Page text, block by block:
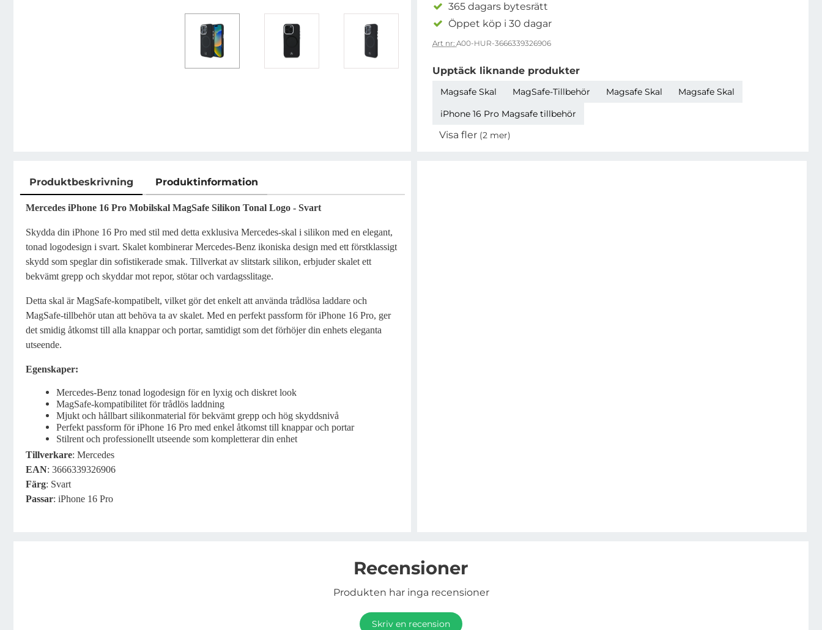
365 dagars bytesrätt
Öppet köp i 30 dagar
Art nr: A00-HUR-3666339326906
Upptäck liknande produkter
Magsafe Skal MagSafe-Tillbehör Magsafe Skal
Magsafe Skal
iPhone 16 Pro Magsafe tillbehör
Visa fler (2 mer)
Produktbeskrivning Produktinformation
Produktbeskrivning
Mercedes iPhone 16 Pro Mobilskal MagSafe Silikon Tonal Logo - Svart
Skydda din iPhone 16 Pro med stil med detta exklusiva Mercedes-skal i silikon med en elegant,
tonad logodesign i svart. Skalet kombinerar Mercedes-Benz ikoniska design med ett förstklassigt
skydd som speglar din sofistikerade smak. Tillverkat av slitstark silikon, erbjuder skalet ett
bekvämt grepp och skyddar mot repor, stötar och vardagsslitage.
Detta skal är MagSafe-kompatibelt, vilket gör det enkelt att använda trådlösa laddare och
MagSafe-tillbehör utan att behöva ta av skalet. Med en perfekt passform för iPhone 16 Pro, ger
det smidig åtkomst till alla knappar och portar, samtidigt som det förhöjer din enhets eleganta
utseende.
Egenskaper:
Mercedes-Benz tonad logodesign för en lyxig och diskret look
MagSafe-kompatibilitet för trådlös laddning
Mjukt och hållbart silikonmaterial för bekvämt grepp och hög skyddsnivå
Perfekt passform för iPhone 16 Pro med enkel åtkomst till knappar och portar
Stilrent och professionellt utseende som kompletterar din enhet
Tillverkare: Mercedes
EAN: 3666339326906
Färg: Svart
Passar: iPhone 16 Pro
Recensioner
Produkten har inga recensioner
Skriv en recension